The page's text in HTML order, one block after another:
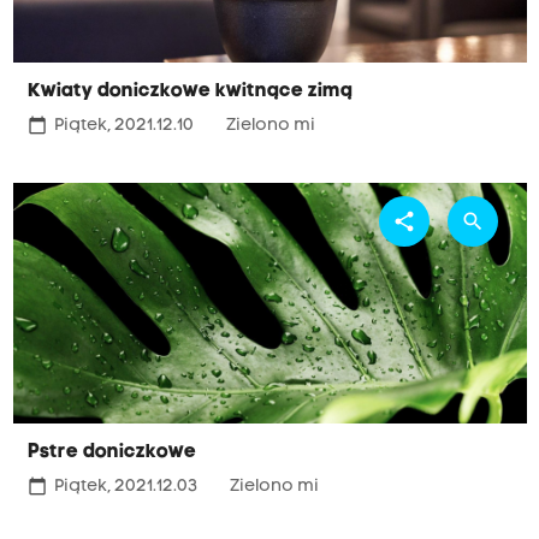
Kwiaty doniczkowe kwitnące zimą
calendar_today Piątek, 2021.12.10 Zielono mi
Pstre doniczkowe
calendar_today Piątek, 2021.12.03 Zielono mi
share search